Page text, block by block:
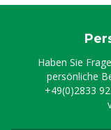
Haben Sie
persönliche
+49(0)2833